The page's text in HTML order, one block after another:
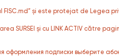
FISC.md” și este protejat de Legea
SURSEI și cu LINK ACTIV către
оформления подписки выберите